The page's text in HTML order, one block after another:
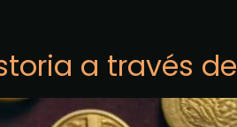
a través